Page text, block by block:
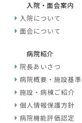
入院・面会案内
入院について
面会について
病院紹介
院長あいさつ
病院概要・施設基準
施設・病棟ご紹介
個人情報保護方針
病院機能評価認定